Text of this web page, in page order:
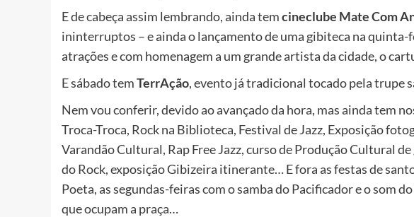
E de cabeça assim lembrando, ainda temcineclube Mate Com
ininterruptos – e ainda o lançamento de uma gibiteca na quinta-
atrações e com homenagem a um grande artista da cidade, o
E sábado temTerrAção, evento já tradicional tocado pela trupe
Nem vou conferir, devido ao avançado da hora, mas ainda tem
Troca-Troca, Rock na Biblioteca, Festival de Jazz, Exposição
Varandão Cultural, Rap Free Jazz, curso de Produção Cultural
do Rock, exposição Gibizeira itinerante… E fora as festas de
Poeta, as segundas-feiras com o samba do Pacificador e o som
que ocupam a praça…